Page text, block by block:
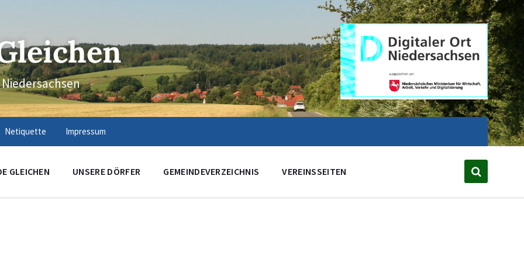
Netiquette Impressum
GLEICHEN UNSERE DÖRFER GEMEINDEVERZEICHNIS VEREINSSEITEN